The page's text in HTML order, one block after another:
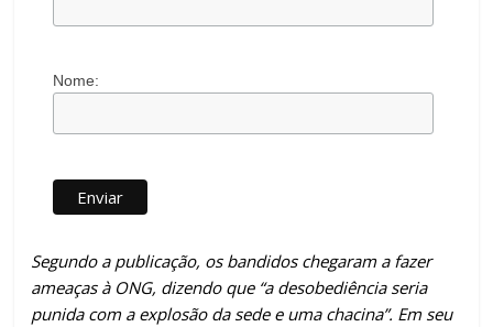
Nome:
Segundo a publicação, os bandidos chegaram a fazer
ameaças à ONG, dizendo que “a desobediência seria
punida com a explosão da sede e uma chacina”. Em seu